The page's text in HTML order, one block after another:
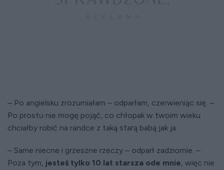
– Po angielsku zrozumiałam – odparłam, czerwieniąc się. –
Po prostu nie mogę pojąć, co chłopak w twoim wieku
chciałby robić na randce z taką starą babą jak ja.
– Same niecne i grzeszne rzeczy – odparł zadziornie. –
Poza tym, jesteś tylko 10 lat starsza ode mnie, więc nie